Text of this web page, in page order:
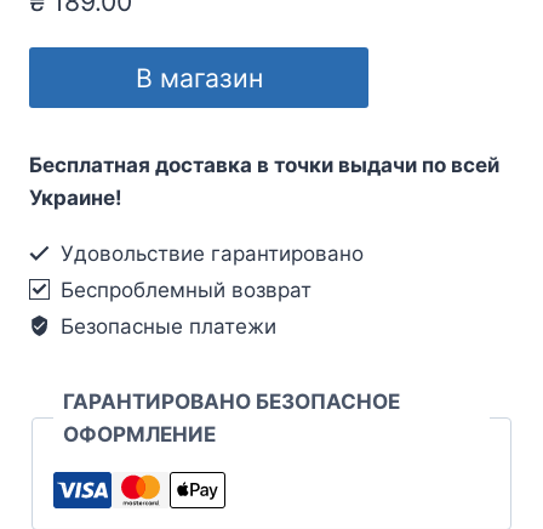
В магазин
Бесплатная доставка в точки выдачи по всей
Украине!
Удовольствие гарантировано
Беспроблемный возврат
Безопасные платежи
ГАРАНТИРОВАНО БЕЗОПАСНОЕ
ОФОРМЛЕНИЕ